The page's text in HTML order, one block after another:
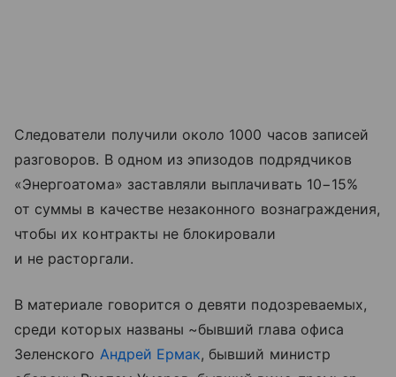
Следователи получили около 1000 часов записей
разговоров. В одном из эпизодов подрядчиков
«Энергоатома» заставляли выплачивать 10−15%
от суммы в качестве незаконного вознаграждения,
чтобы их контракты не блокировали
и не расторгали.
В материале говорится о девяти подозреваемых,
среди которых названы ~бывший глава офиса
Зеленского Андрей Ермак, бывший министр